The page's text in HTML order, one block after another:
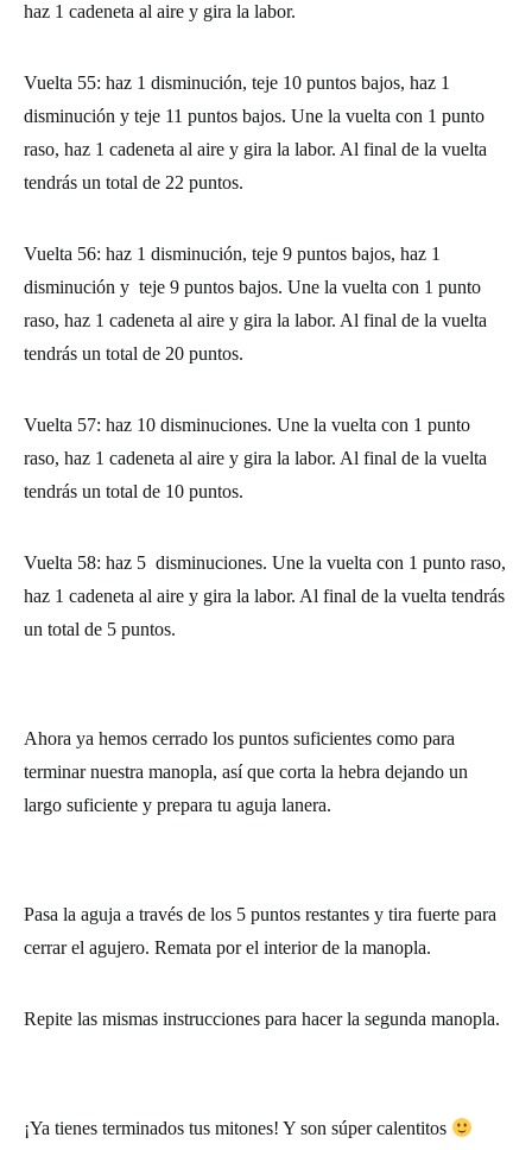
haz 1 cadeneta al aire y gira la labor.
Vuelta 55: haz 1 disminución, teje 10 puntos bajos, haz 1
disminución y teje 11 puntos bajos. Une la vuelta con 1 punto
raso, haz 1 cadeneta al aire y gira la labor. Al final de la vuelta
tendrás un total de 22 puntos.
Vuelta 56: haz 1 disminución, teje 9 puntos bajos, haz 1
disminución y teje 9 puntos bajos. Une la vuelta con 1 punto
raso, haz 1 cadeneta al aire y gira la labor. Al final de la vuelta
tendrás un total de 20 puntos.
Vuelta 57: haz 10 disminuciones. Une la vuelta con 1 punto
raso, haz 1 cadeneta al aire y gira la labor. Al final de la vuelta
tendrás un total de 10 puntos.
Vuelta 58: haz 5 disminuciones. Une la vuelta con 1 punto raso,
haz 1 cadeneta al aire y gira la labor. Al final de la vuelta tendrás
un total de 5 puntos.
Ahora ya hemos cerrado los puntos suficientes como para
terminar nuestra manopla, así que corta la hebra dejando un
largo suficiente y prepara tu aguja lanera.
Pasa la aguja a través de los 5 puntos restantes y tira fuerte para
cerrar el agujero. Remata por el interior de la manopla.
Repite las mismas instrucciones para hacer la segunda manopla.
¡Ya tienes terminados tus mitones! Y son súper calentitos